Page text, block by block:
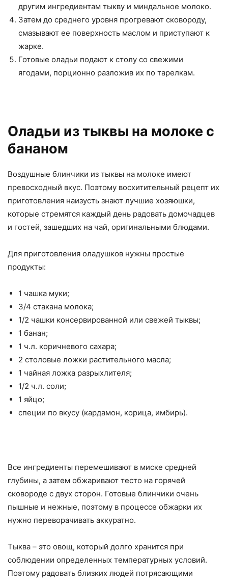
другим ингредиентам тыкву и миндальное молоко.
Затем до среднего уровня прогревают сковороду,
смазывают ее поверхность маслом и приступают к
жарке.
Готовые оладьи подают к столу со свежими
ягодами, порционно разложив их по тарелкам.
Оладьи из тыквы на молоке с
бананом
Воздушные блинчики из тыквы на молоке имеют
превосходный вкус. Поэтому восхитительный рецепт их
приготовления наизусть знают лучшие хозяюшки,
которые стремятся каждый день радовать домочадцев
и гостей, зашедших на чай, оригинальными блюдами.
Для приготовления оладушков нужны простые
продукты:
1 чашка муки;
3/4 стакана молока;
1/2 чашки консервированной или свежей тыквы;
1 банан;
1 ч.л. коричневого сахара;
2 столовые ложки растительного масла;
1 чайная ложка разрыхлителя;
1/2 ч.л. соли;
1 яйцо;
специи по вкусу (кардамон, корица, имбирь).
Все ингредиенты перемешивают в миске средней
глубины, а затем обжаривают тесто на горячей
сковороде с двух сторон. Готовые блинчики очень
пышные и нежные, поэтому в процессе обжарки их
нужно переворачивать аккуратно.
Тыква – это овощ, который долго хранится при
соблюдении определенных температурных условий.
Поэтому радовать близких людей потрясающими